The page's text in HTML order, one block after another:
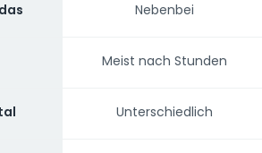
Nebenbei
Meist nach Stunden
Unterschiedlich